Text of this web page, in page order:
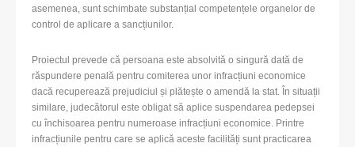
asemenea, sunt schimbate substanțial competențele organelor de
control de aplicare a sancțiunilor.
Proiectul prevede că persoana este absolvită o singură dată de
răspundere penală pentru comiterea unor infracțiuni economice
dacă recuperează prejudiciul și plătește o amendă la stat. În situații
similare, judecătorul este obligat să aplice suspendarea pedepsei
cu închisoarea pentru numeroase infracțiuni economice. Printre
infracțiunile pentru care se aplică aceste facilități sunt practicarea